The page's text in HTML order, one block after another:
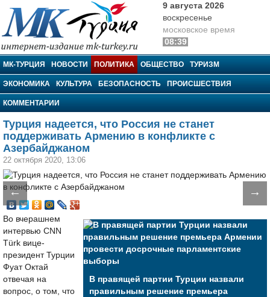
МК-Турция
9 августа 2026
воскресенье
московское время
08:39
МК-ТУРЦИЯ НОВОСТИ ПОЛИТИКА ОБЩЕСТВО ТУРИЗМ
ЭКОНОМИКА КУЛЬТУРА БЕЗОПАСНОСТЬ ПРОИСШЕСТВИЯ
КОММЕНТАРИИ
Турция надеется, что Россия не станет
поддерживать Армению в конфликте с
Азербайджаном
22 октября 2020, 13:06
← →
В правящей партии Турции назвали
правильным решение премьера
Во вчерашнем
интервью CNN
Türk вице-
президент Турции
Фуат Октай
отвечая на
вопрос, о том, что